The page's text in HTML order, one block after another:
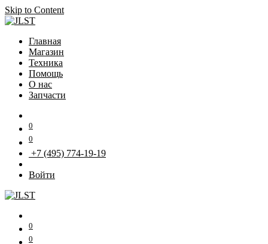
Skip to Content
Главная
Магазин
Техника
Помощь
О нас
Запчасти
0
0
+7 (495) 774-19-19
Войти
0
0